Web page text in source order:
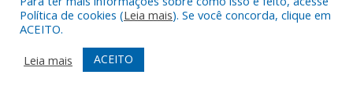
Todos os direitos reservados a Câmara Municipal de Alenquer.
Mapa do Site
Acessar Área Administrativa
Acessar Webmail
Política de cookies (Leia mais). Se você concorda, clique em
ACEITO.
Leia mais
ACEITO